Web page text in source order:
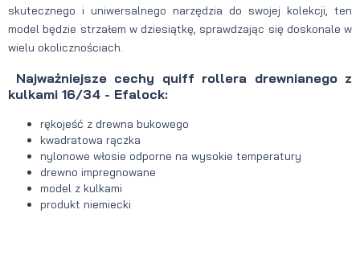
skutecznego i uniwersalnego narzędzia do swojej kolekcji, ten
model będzie strzałem w dziesiątkę, sprawdzając się doskonale w
wielu okolicznościach.
Najważniejsze cechy quiff rollera drewnianego z
kulkami 16/34 - Efalock:
rękojeść z drewna bukowego
kwadratowa rączka
nylonowe włosie odporne na wysokie temperatury
drewno impregnowane
model z kulkami
produkt niemiecki